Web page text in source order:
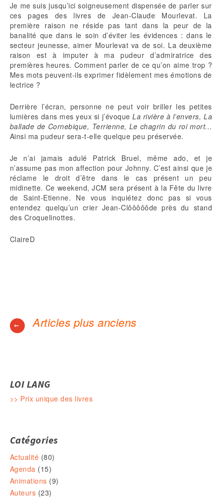
Je me suis jusqu’ici soigneusement dispensée de parler sur
ces pages des livres de Jean-Claude Mourlevat. La
première raison ne réside pas tant dans la peur de la
banalité que dans le soin d’éviter les évidences : dans le
secteur jeunesse, aimer Mourlevat va de soi. La deuxième
raison est à imputer à ma pudeur d’admiratrice des
premières heures. Comment parler de ce qu’on aime trop ?
Mes mots peuvent-ils exprimer fidèlement mes émotions de
lectrice ?
Derrière l’écran, personne ne peut voir briller les petites
lumières dans mes yeux si j’évoqueLa rivière à l’envers, La
ballade de Cornebique, Terrienne, Le chagrin du roi mort...
Ainsi ma pudeur sera-t-elle quelque peu préservée.
Je n’ai jamais adulé Patrick Bruel, même ado, et je
n’assume pas mon affection pour Johnny. C’est ainsi que je
réclame le droit d’être dans le cas présent un peu
midinette. Ce weekend, JCM sera présent à la Fête du livre
de Saint-Etienne. Ne vous inquiétez donc pas si vous
entendez quelqu’un crier Jean-Clôôôôôde près du stand
des Croquelinottes.
ClaireD
← Articles plus anciens
LOI LANG
>> Prix unique des livres
Catégories
Actualité (80)
Agenda (15)
Animations (9)
Auteurs (23)